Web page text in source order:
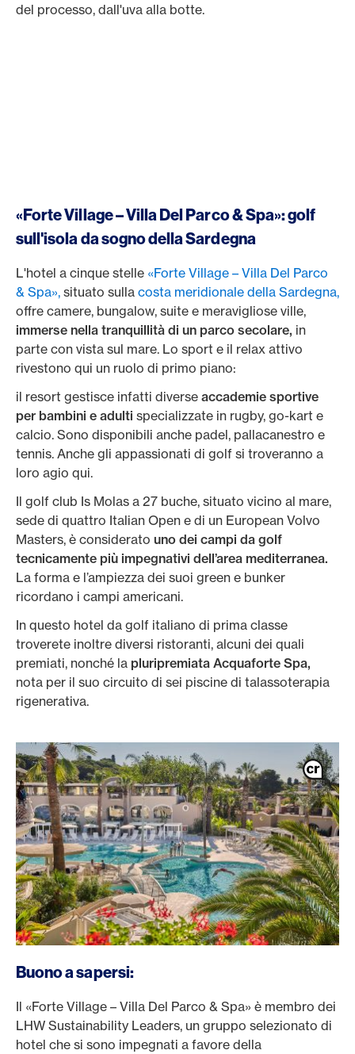
del processo, dall'uva alla botte.
«Forte Village – Villa Del Parco & Spa»: golf
sull'isola da sogno della Sardegna
L'hotel a cinque stelle «Forte Village – Villa Del Parco
& Spa», situato sulla costa meridionale della Sardegna,
offre camere, bungalow, suite e meravigliose ville,
immerse nella tranquillità di un parco secolare, in
parte con vista sul mare. Lo sport e il relax attivo
rivestono qui un ruolo di primo piano:
il resort gestisce infatti diverse accademie sportive
per bambini e adulti specializzate in rugby, go-kart e
calcio. Sono disponibili anche padel, pallacanestro e
tennis. Anche gli appassionati di golf si troveranno a
loro agio qui.
Il golf club Is Molas a 27 buche, situato vicino al mare,
sede di quattro Italian Open e di un European Volvo
Masters, è considerato uno dei campi da golf
tecnicamente più impegnativi dell’area mediterranea.
La forma e l’ampiezza dei suoi green e bunker
ricordano i campi americani.
In questo hotel da golf italiano di prima classe
troverete inoltre diversi ristoranti, alcuni dei quali
premiati, nonché la pluripremiata Acquaforte Spa,
nota per il suo circuito di sei piscine di talassoterapia
rigenerativa.
Buono a sapersi:
Il «Forte Village – Villa Del Parco & Spa» è membro dei
LHW Sustainability Leaders, un gruppo selezionato di
hotel che si sono impegnati a favore della